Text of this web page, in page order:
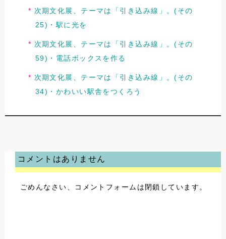
次期文化展、テーマは「引き込み線」。(その
25)・駅に光を
次期文化展、テーマは「引き込み線」。(その
59)・電話ボックスを作る
次期文化展、テーマは「引き込み線」。(その
34)・かわいい駅舎をつくろう
コメントはありません
ごめんなさい、コメントフォームは閉鎖しています。